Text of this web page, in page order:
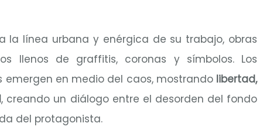
la línea urbana y enérgica de su trabajo, obras
llenos de graffitis, coronas y símbolos. Los
emergen en medio del caos, mostrando libertad,
, creando un diálogo entre el desorden del fondo
del protagonista.